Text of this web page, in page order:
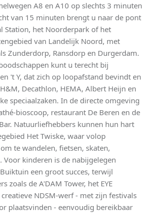
A8 en A10 op slechts 3 minuten
van 15 minuten brengt u naar de pont
Station, het Noorderpark of het
van Landelijk Noord, met
Zunderdorp, Ransdorp en Durgerdam.
kunt u terecht bij
't Y, dat zich op loopafstand bevindt en
Decathlon, HEMA, Albert Heijn en
speciaalzaken. In de directe omgeving
bioscoop, restaurant De Beren en de
Natuurliefhebbers kunnen hun hart
Het Twiske, waar volop
te wandelen, fietsen, skaten,
Voor kinderen is de nabijgelegen
een groot succes, terwijl
zoals de A'DAM Tower, het EYE
NDSM-werf - met zijn festivals
plaatsvinden - eenvoudig bereikbaar